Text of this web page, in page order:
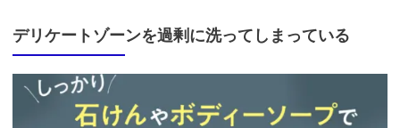
デリケートゾーンを過剰に洗ってしまっている